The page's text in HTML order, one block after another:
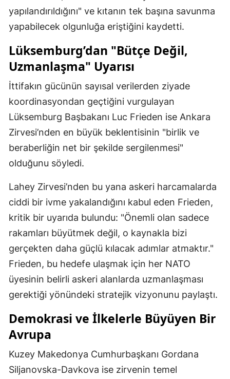
yapılandırıldığını" ve kıtanın tek başına savunma
yapabilecek olgunluğa eriştiğini kaydetti.
Lüksemburg’dan "Bütçe Değil,
Uzmanlaşma" Uyarısı
İttifakın gücünün sayısal verilerden ziyade
koordinasyondan geçtiğini vurgulayan
Lüksemburg Başbakanı Luc Frieden ise Ankara
Zirvesi’nden en büyük beklentisinin "birlik ve
beraberliğin net bir şekilde sergilenmesi"
olduğunu söyledi.
Lahey Zirvesi’nden bu yana askeri harcamalarda
ciddi bir ivme yakalandığını kabul eden Frieden,
kritik bir uyarıda bulundu: "Önemli olan sadece
rakamları büyütmek değil, o kaynakla bizi
gerçekten daha güçlü kılacak adımlar atmaktır."
Frieden, bu hedefe ulaşmak için her NATO
üyesinin belirli askeri alanlarda uzmanlaşması
gerektiği yönündeki stratejik vizyonunu paylaştı.
Demokrasi ve İlkelerle Büyüyen Bir
Avrupa
Kuzey Makedonya Cumhurbaşkanı Gordana
Siljanovska-Davkova ise zirvenin temel